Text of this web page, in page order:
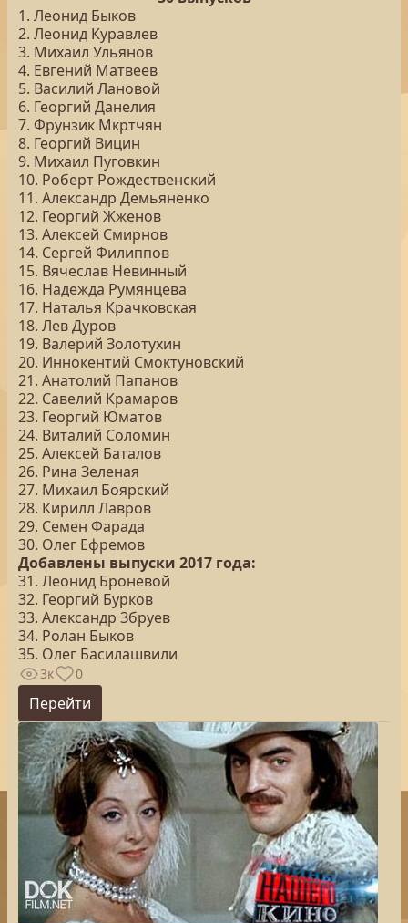
1. Леонид Быков
2. Леонид Куравлев
3. Михаил Ульянов
4. Евгений Матвеев
5. Василий Лановой
6. Георгий Данелия
7. Фрунзик Мкртчян
8. Георгий Вицин
9. Михаил Пуговкин
10. Роберт Рождественский
11. Александр Демьяненко
12. Георгий Жженов
13. Алексей Смирнов
14. Сергей Филиппов
15. Вячеслав Невинный
16. Надежда Румянцева
17. Наталья Крачковская
18. Лев Дуров
19. Валерий Золотухин
20. Иннокентий Смоктуновский
21. Анатолий Папанов
22. Савелий Крамаров
23. Георгий Юматов
24. Виталий Соломин
25. Алексей Баталов
26. Рина Зеленая
27. Михаил Боярский
28. Кирилл Лавров
29. Семен Фарада
30. Олег Ефремов
Добавлены выпуски 2017 года:
31. Леонид Броневой
32. Георгий Бурков
33. Александр Збруев
34. Ролан Быков
35. Олег Басилашвили
3к 0
Перейти